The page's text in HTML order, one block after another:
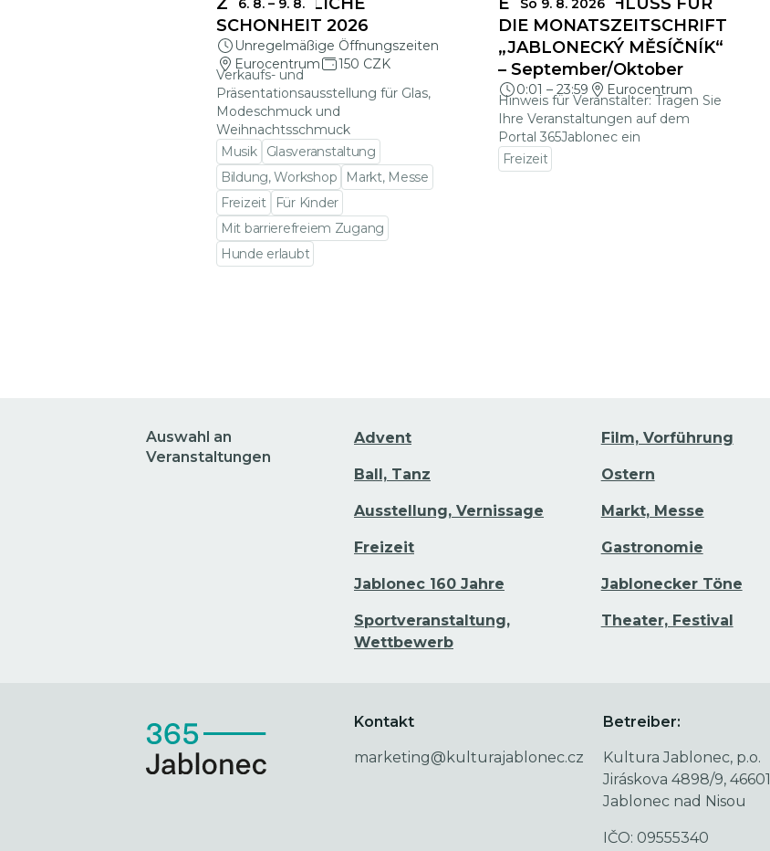
6. 8. – 9. 8.
SCHÖNHEIT 2026
Unregelmäßige Öffnungszeiten
Eurocentrum
150 CZK
Verkaufs- und
Präsentationsausstellung für Glas,
Modeschmuck und
Weihnachtsschmuck
Musik
Glasveranstaltung
Bildung, Workshop
Markt, Messe
Freizeit
Für Kinder
Mit barrierefreiem Zugang
Hunde erlaubt
So 9. 8. 2026
DIE MONATSZEITSCHRIFT
„JABLONECKÝ MĚSÍČNÍK“
– September/Oktober
0:01 – 23:59 Eurocentrum
Hinweis für Veranstalter: Tragen Sie
Ihre Veranstaltungen auf dem
Portal 365Jablonec ein
Freizeit
Auswahl an
Veranstaltungen
Advent Film, Vorführung
Ball, Tanz Ostern
Ausstellung, Vernissage Markt, Messe
Freizeit Gastronomie
Jablonec 160 Jahre Jablonecker Töne
Sportveranstaltung,
Wettbewerb
Theater, Festival
Kontakt
marketing@kulturajablonec.cz
Betreiber:
Kultura Jablonec, p.o.
Jiráskova 4898/9, 46601
Jablonec nad Nisou
IČO: 09555340